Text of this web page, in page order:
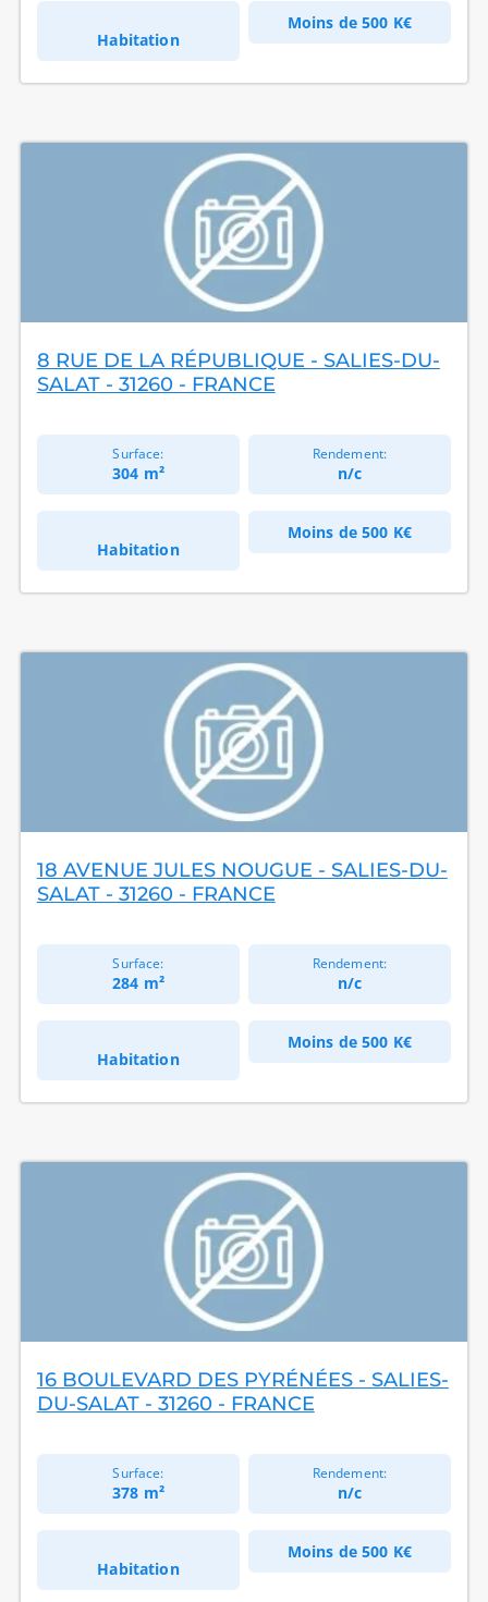
Habitation
Moins de500 K€
8 RUE DE LA RÉPUBLIQUE - SALIES-DU-
SALAT - 31260 - FRANCE
Surface:
304 m²
Rendement:
n/c
Habitation
Moins de500 K€
18 AVENUE JULES NOUGUE - SALIES-DU-
SALAT - 31260 - FRANCE
Surface:
284 m²
Rendement:
n/c
Habitation
Moins de500 K€
16 BOULEVARD DES PYRÉNÉES - SALIES-
DU-SALAT - 31260 - FRANCE
Surface:
378 m²
Rendement:
n/c
Habitation
Moins de500 K€